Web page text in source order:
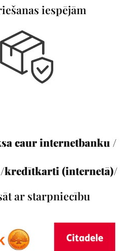
iespējām
caur internetbanku /
kredītkarti (internetā)/
ar starpniecību